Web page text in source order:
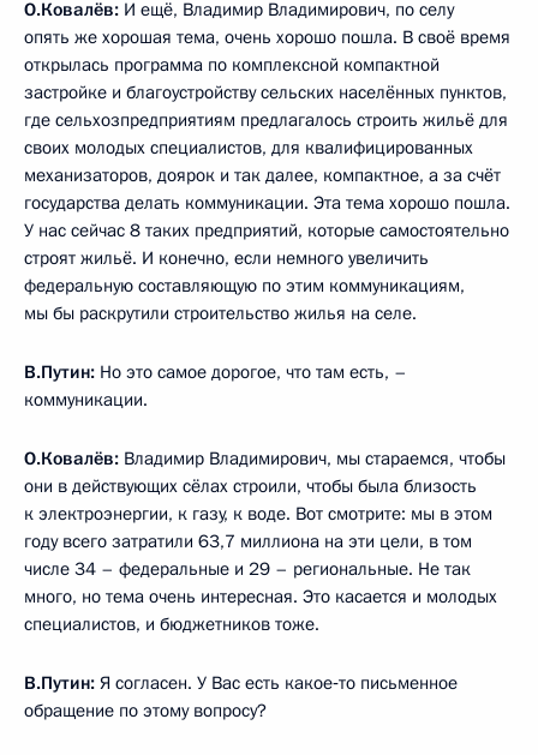
О.Ковалёв: И ещё, Владимир Владимирович, по селу
опять же хорошая тема, очень хорошо пошла. В своё время
открылась программа по комплексной компактной
застройке и благоустройству сельских населённых пунктов,
где сельхозпредприятиям предлагалось строить жильё для
своих молодых специалистов, для квалифицированных
механизаторов, доярок и так далее, компактное, а за счёт
государства делать коммуникации. Эта тема хорошо пошла.
У нас сейчас 8 таких предприятий, которые самостоятельно
строят жильё. И конечно, если немного увеличить
федеральную составляющую по этим коммуникациям,
мы бы раскрутили строительство жилья на селе.
В.Путин: Но это самое дорогое, что там есть, –
коммуникации.
О.Ковалёв: Владимир Владимирович, мы стараемся, чтобы
они в действующих сёлах строили, чтобы была близость
к электроэнергии, к газу, к воде. Вот смотрите: мы в этом
году всего затратили 63,7 миллиона на эти цели, в том
числе 34 – федеральные и 29 – региональные. Не так
много, но тема очень интересная. Это касается и молодых
специалистов, и бюджетников тоже.
В.Путин: Я согласен. У Вас есть какое‑то письменное
обращение по этому вопросу?